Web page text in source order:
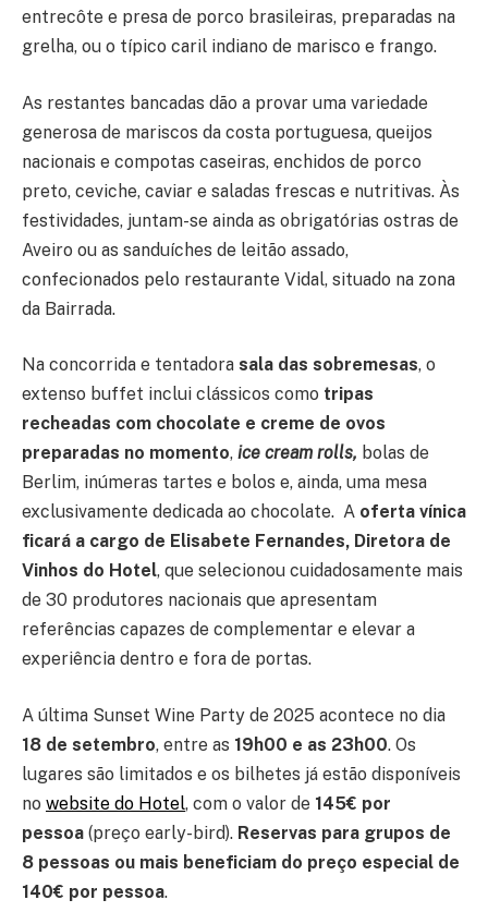
entrecôte e presa de porco brasileiras, preparadas na
grelha, ou o típico caril indiano de marisco e frango.
As restantes bancadas dão a provar uma variedade
generosa de mariscos da costa portuguesa, queijos
nacionais e compotas caseiras, enchidos de porco
preto, ceviche, caviar e saladas frescas e nutritivas. Às
festividades, juntam-se ainda as obrigatórias ostras de
Aveiro ou as sanduíches de leitão assado,
confecionados pelo restaurante Vidal, situado na zona
da Bairrada.
Na concorrida e tentadora sala das sobremesas, o
extenso buffet inclui clássicos como tripas
recheadas com chocolate e creme de ovos
preparadas no momento, ice cream rolls, bolas de
Berlim, inúmeras tartes e bolos e, ainda, uma mesa
exclusivamente dedicada ao chocolate. A oferta vínica
ficará a cargo de Elisabete Fernandes, Diretora de
Vinhos do Hotel, que selecionou cuidadosamente mais
de 30 produtores nacionais que apresentam
referências capazes de complementar e elevar a
experiência dentro e fora de portas.
A última Sunset Wine Party de 2025 acontece no dia
18 de setembro, entre as 19h00 e as 23h00. Os
lugares são limitados e os bilhetes já estão disponíveis
no website do Hotel, com o valor de 145€ por
pessoa (preço early-bird). Reservas para grupos de
8 pessoas ou mais beneficiam do preço especial de
140€ por pessoa.